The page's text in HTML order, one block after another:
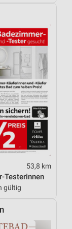
53,8 km
Testerinnen
gültig
von